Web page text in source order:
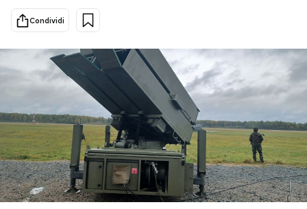
Sport
PODCAST
NEWSLETTER
I MIEI PREFERITI
Condividi